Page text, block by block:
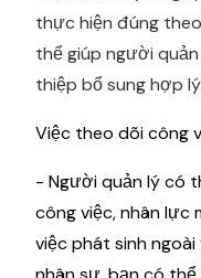
thực hiện đúng
thể giúp người
thiệp bổ sung hợp lý.
Việc theo dõi công
- Người quản lý có
công việc, nhân lực
việc phát sinh